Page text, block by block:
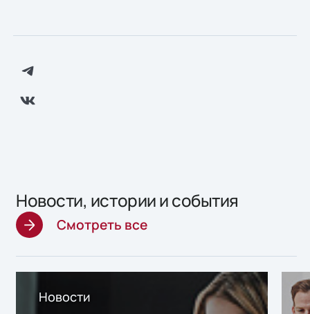
Новости, истории и события
Смотреть все
Новости